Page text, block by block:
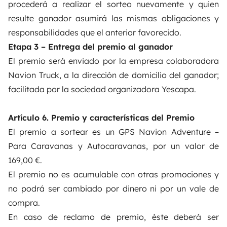
procederá a realizar el sorteo nuevamente y quien
resulte ganador asumirá las mismas obligaciones y
responsabilidades que el anterior favorecido.
Etapa 3 – Entrega del premio al ganador
El premio será enviado por la empresa colaboradora
Navion Truck, a la dirección de domicilio del ganador;
facilitada por la sociedad organizadora Yescapa.
Artículo 6. Premio y características del Premio
El premio a sortear es un GPS Navion Adventure –
Para Caravanas y Autocaravanas, por un valor de
169,00 €.
El premio no es acumulable con otras promociones y
no podrá ser cambiado por dinero ni por un vale de
compra.
En caso de reclamo de premio, éste deberá ser